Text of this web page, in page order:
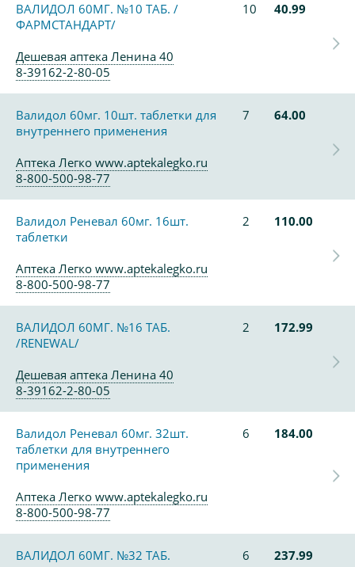
ВАЛИДОЛ 60МГ. №10 ТАБ. /
ФАРМСТАНДАРТ/
10 40.99
Дешевая аптека Ленина 40
8-39162-2-80-05
Валидол 60мг. 10шт. таблетки для
внутреннего применения
7 64.00
Аптека Легко www.aptekalegko.ru
8-800-500-98-77
Валидол Реневал 60мг. 16шт.
таблетки
2 110.00
Аптека Легко www.aptekalegko.ru
8-800-500-98-77
ВАЛИДОЛ 60МГ. №16 ТАБ.
/RENEWAL/
2 172.99
Дешевая аптека Ленина 40
8-39162-2-80-05
Валидол Реневал 60мг. 32шт.
таблетки для внутреннего
применения
6 184.00
Аптека Легко www.aptekalegko.ru
8-800-500-98-77
ВАЛИДОЛ 60МГ. №32 ТАБ.
6 237.99